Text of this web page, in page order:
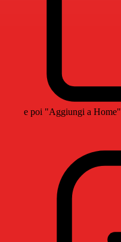
e poi "Aggiungi a Home"